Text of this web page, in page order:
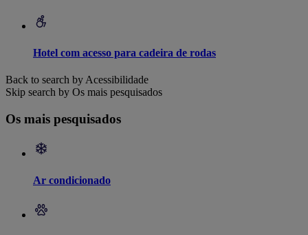
Hotel com acesso para cadeira de rodas
Back to search by Acessibilidade
Skip search by Os mais pesquisados
Os mais pesquisados
Ar condicionado